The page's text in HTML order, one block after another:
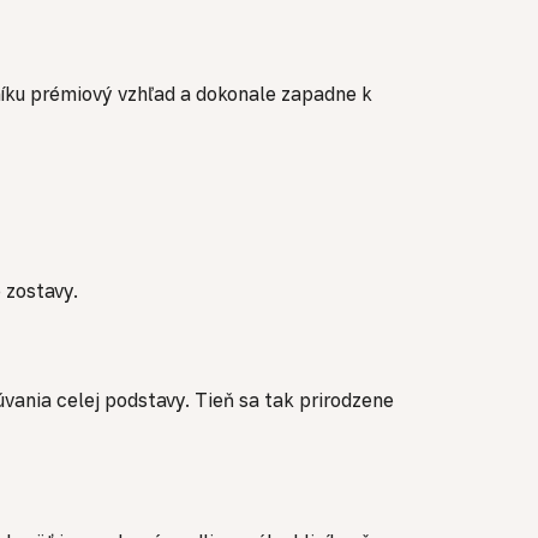
prémiový vzhľad a dokonale zapadne k
celej podstavy. Tieň sa tak prirodzene